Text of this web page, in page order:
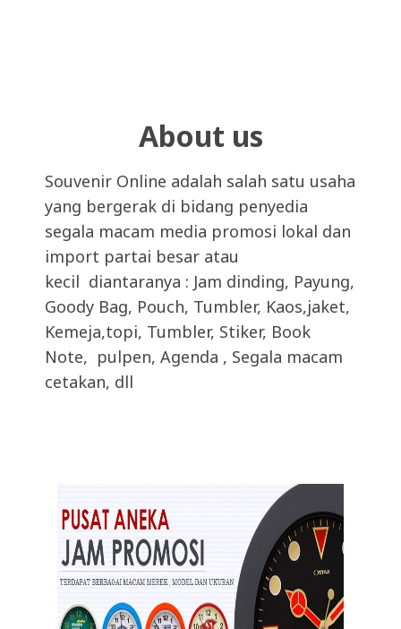
About us
Souvenir Online adalah salah satu usaha
yang bergerak di bidang penyedia
segala macam media promosi lokal dan
import partai besar atau
kecil diantaranya : Jam dinding, Payung,
Goody Bag, Pouch, Tumbler, Kaos,jaket,
Kemeja,topi, Tumbler, Stiker, Book
Note, pulpen, Agenda , Segala macam
cetakan, dll